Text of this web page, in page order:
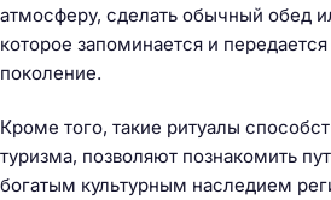
атмосферу, сделать обычный обед
которое запоминается и
поколение.
Кроме того, такие ритуалы
туризма, позволяют познакомить
богатым культурным наследием